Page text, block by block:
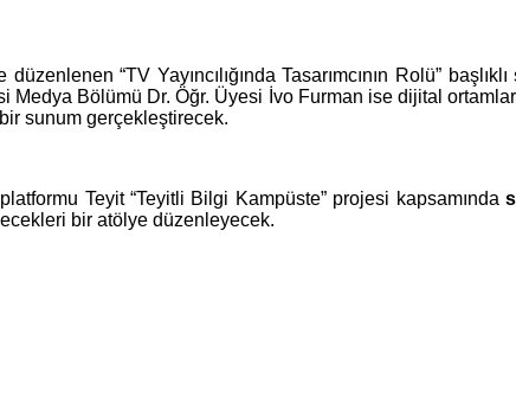
düzenlenen “TV Yayıncılığında Tasarımcının Rolü”
Bölümü Dr. Öğr. Üyesi İvo Furman ise dijital
sunum gerçekleştirecek.
Teyit “Teyitli Bilgi Kampüste” projesi kapsamında
bir atölye düzenleyecek.